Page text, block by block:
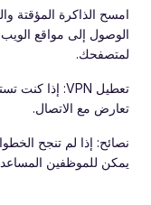
امسح الذاكرة المؤقتة
الوصول إلى مواقع
لمتصفحك.
تعارض مع الاتصال.
نصائح: إذا لم تنجح
يمكن للموظفين